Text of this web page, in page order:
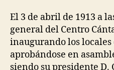
El 3 de abril de 1913 a
general del Centro
inaugurando los locales
aprobándose en
siendo su presidente D.